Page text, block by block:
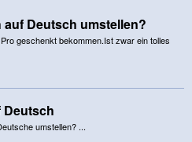
Deutsch umstellen?
geschenkt bekommen.Ist zwar ein tolles
Deutsch
umstellen? ...